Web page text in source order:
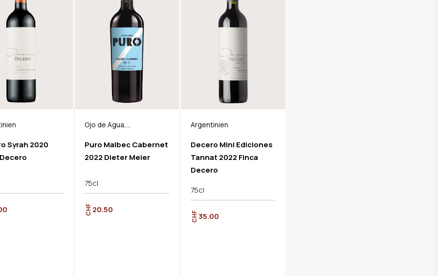
Syrah 2020
Ojo de Agua,
Puro Malbec Cabernet
2022 Dieter Meier
75cl
CHF 20.50
Argentinien
Decero Mini Ediciones
Tannat 2022 Finca
Decero
75cl
CHF35.00